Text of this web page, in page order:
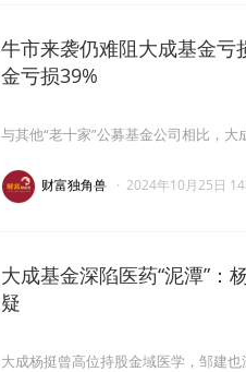
牛市来袭仍难阻大成基金亏
金亏损39%
与其他“老十家”公募基金公司相比，大
财富独角兽 · 2024年10月25日
大成基金深陷医药“泥潭”：
疑
大成杨挺曾高位持股金域医学，邹建也